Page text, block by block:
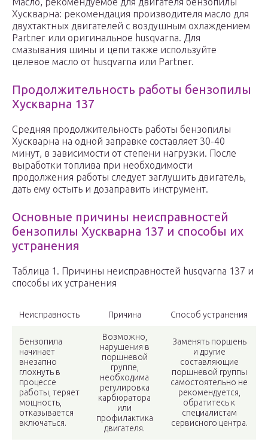
Хускварна: рекомендация производителя масло для
двухтактных двигателей с воздушным охлаждением
Partner или оригинальное husqvarna. Для
смазывания шины и цепи также используйте
целевое масло от husqvarna или Partner.
Продолжительность работы бензопилы
Хускварна 137
Средняя продолжительность работы бензопилы
Хускварна на одной заправке составляет 30-40
минут, в зависимости от степени нагрузки. После
выработки топлива при необходимости
продолжения работы следует заглушить двигатель,
дать ему остыть и дозаправить инструмент.
Основные причины неисправностей
бензопилы Хускварна 137 и способы их
устранения
Таблица 1. Причины неисправностей husqvarna 137 и
способы их устранения
Неисправность Причина Способ устранения
Бензопила
начинает
внезапно
глохнуть в
процессе
работы, теряет
мощность,
отказывается
включаться.
Возможно,
нарушения в
поршневой
группе,
необходима
регулировка
карбюратора
или
профилактика
двигателя.
Заменять поршень
и другие
составляющие
поршневой группы
самостоятельно не
рекомендуется,
обратитесь к
специалистам
сервисного центра.